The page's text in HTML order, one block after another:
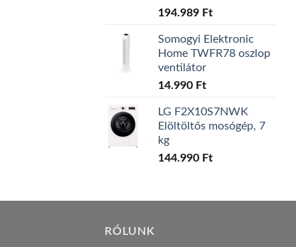
194.989 Ft
Somogyi Elektronic
Home TWFR78 oszlop
ventilátor
14.990 Ft
LG F2X10S7NWK
Elöltöltős mosógép, 7
kg
144.990 Ft
RÓLUNK